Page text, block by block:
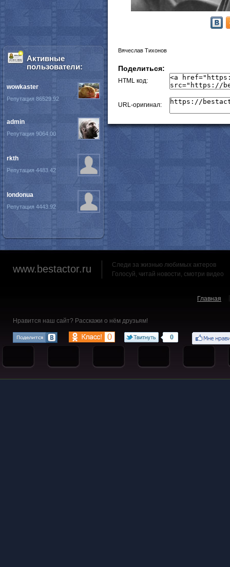
Вячеслав Тихонов
Поделиться:
HTML код:
URL-оригинал:
Активные
пользователи:
wowkaster
Репутация 86529.92
admin
Репутация 9064.00
rkth
Репутация 4483.42
londonua
Репутация 4443.92
www.bestactor.ru
Следи за жизнью любимых актеров
Голосуй, читай новости, смотри видео
Главная
Нравится наш сайт? Расскажи о нём друзьям!